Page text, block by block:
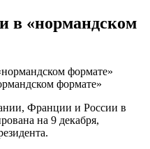
в «нормандском
формате»
Франции и России в
на 9 декабря,